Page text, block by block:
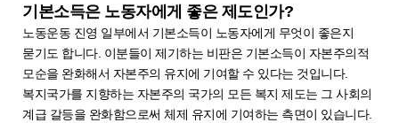
기본소득은 노동자에게 좋은 제도인가?
노동운동 진영 일부에서 기본소득이 노동자에게 무엇이 좋은지
묻기도 합니다. 이분들이 제기하는 비판은 기본소득이 자본주의적
모순을 완화해서 자본주의 유지에 기여할 수 있다는 것입니다.
복지국가를 지향하는 자본주의 국가의 모든 복지 제도는 그 사회의
계급 갈등을 완화함으로써 체제 유지에 기여하는 측면이 있습니다.